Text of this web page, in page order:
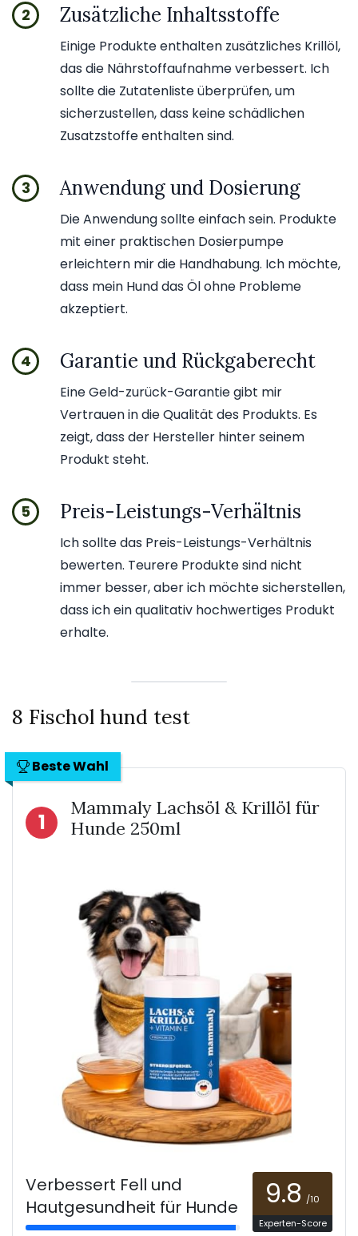
2 Zusätzliche Inhaltsstoffe
Einige Produkte enthalten zusätzliches Krillöl,
das die Nährstoffaufnahme verbessert. Ich
sollte die Zutatenliste überprüfen, um
sicherzustellen, dass keine schädlichen
Zusatzstoffe enthalten sind.
3 Anwendung und Dosierung
Die Anwendung sollte einfach sein. Produkte
mit einer praktischen Dosierpumpe
erleichtern mir die Handhabung. Ich möchte,
dass mein Hund das Öl ohne Probleme
akzeptiert.
4 Garantie und Rückgaberecht
Eine Geld-zurück-Garantie gibt mir
Vertrauen in die Qualität des Produkts. Es
zeigt, dass der Hersteller hinter seinem
Produkt steht.
5 Preis-Leistungs-Verhältnis
Ich sollte das Preis-Leistungs-Verhältnis
bewerten. Teurere Produkte sind nicht
immer besser, aber ich möchte sicherstellen,
dass ich ein qualitativ hochwertiges Produkt
erhalte.
8 Fischol hund test
Beste Wahl
1
Mammaly Lachsöl & Krillöl für
Hunde 250ml
Verbessert Fell und
Hautgesundheit für Hunde
9.8 /10
Experten-Score